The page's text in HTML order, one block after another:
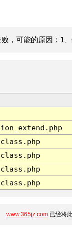
，可能的原因：1
www.365jz.com已经将